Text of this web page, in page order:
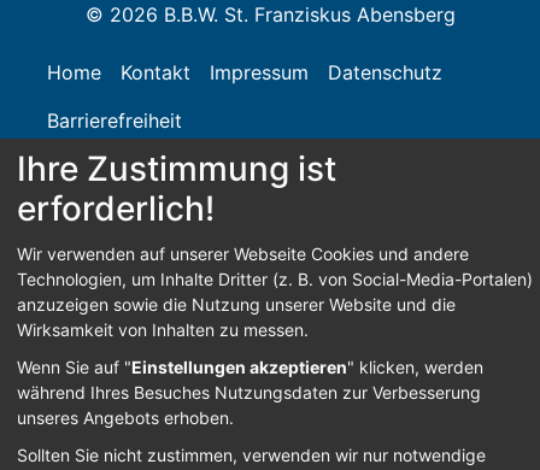
© 2026 B.B.W. St. Franziskus Abensberg
Home Kontakt Impressum
Datenschutz
Barrierefreiheit
Sign In
Ihre Zustimmung ist
erforderlich!
Wir verwenden auf unserer Webseite Cookies und andere
Technologien, um Inhalte Dritter (z. B. von Social-Media-Portalen)
anzuzeigen sowie die Nutzung unserer Website und die
Wirksamkeit von Inhalten zu messen.
Wenn Sie auf "Einstellungen akzeptieren" klicken, werden
während Ihres Besuches Nutzungsdaten zur Verbesserung
unseres Angebots erhoben.
Sollten Sie nicht zustimmen, verwenden wir nur notwendige